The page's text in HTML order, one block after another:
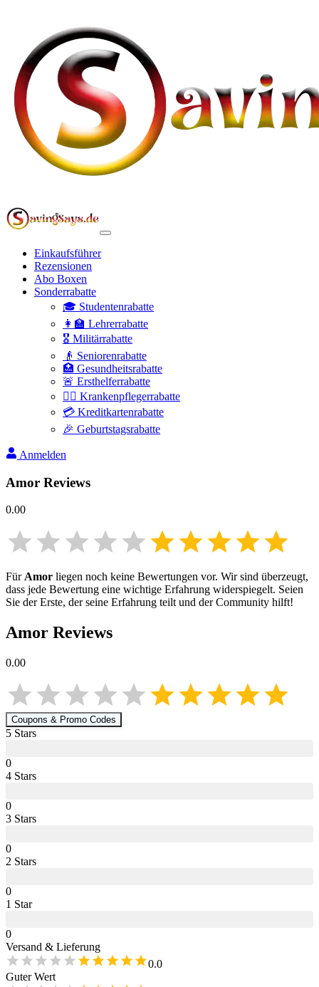
Einkaufsführer
Rezensionen
Abo Boxen
Sonderrabatte
🎓 Studentenrabatte
👩‍🏫 Lehrerrabatte
🎖️ Militärrabatte
👴 Seniorenrabatte
🏥 Gesundheitsrabatte
🚨 Ersthelferrabatte
👩‍⚕️ Krankenpflegerrabatte
💳 Kreditkartenrabatte
🎉 Geburtstagsrabatte
Anmelden
Amor Reviews
0.00
FürAmor liegen noch keine Bewertungen vor. Wir sind überzeugt,
dass jede Bewertung eine wichtige Erfahrung widerspiegelt. Seien
Sie der Erste, der seine Erfahrung teilt und der Community hilft!
Amor Reviews
0.00
Coupons & Promo Codes
5 Stars
0
4 Stars
0
3 Stars
0
2 Stars
0
1 Star
0
Versand & Lieferung
0.0
Guter Wert